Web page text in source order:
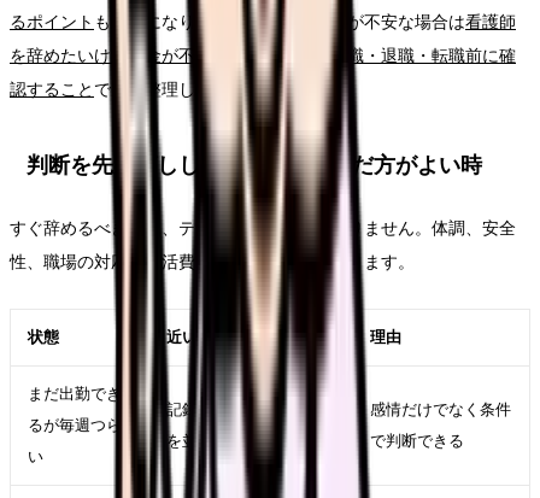
るポイント も参考になります。給与や生活費が不安な場合は看護師
を辞めたいけどお金が不安な時の考え方｜休職・退職・転職前に確
認すること で先に整理してください。
判断を先延ばししてよい時・急いだ方がよい時
すぐ辞めるべきかは、テーマ名だけでは決まりません。体調、安全
性、職場の対応、生活費、次の選択肢で変わります。
状態 近い対応 理由
まだ出勤でき
るが毎週つら
い
記録、相談、求人比較
を並行する
感情だけでなく条件
で判断できる